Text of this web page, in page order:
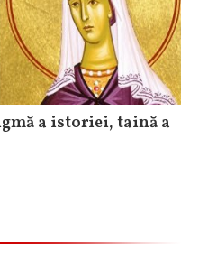
a istoriei, taină a